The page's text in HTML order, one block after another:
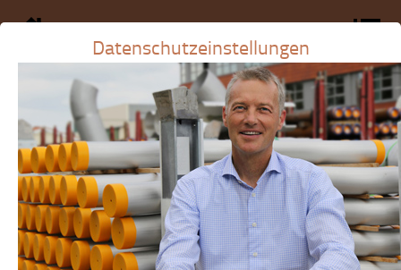
Datenschutzeinstellungen